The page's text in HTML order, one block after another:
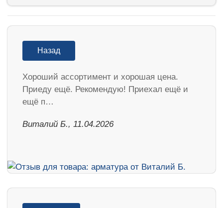
Назад
Хороший ассортимент и хорошая цена.
Приеду ещё. Рекомендую! Приехал ещё и
ещё п…
Виталий Б., 11.04.2026